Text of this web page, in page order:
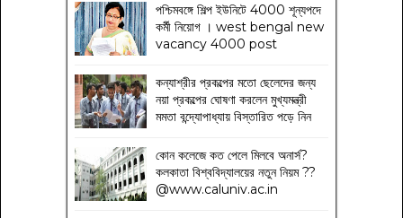
পশ্চিমবঙ্গে শিল্প ইউনিটে 4000 শূন্যপদে
কর্মী নিয়োগ । west bengal new
vacancy 4000 post
কন্যাশ্রীর প্রকল্পের মতো ছেলেদের জন্য
নয়া প্রকল্পের ঘোষণা করলেন মুখ্যমন্ত্রী
মমতা বন্দ্যোপাধ্যায় বিস্তারিত পড়ে নিন
কোন কলেজে কত পেলে মিলবে অনার্স?
কলকাতা বিশ্ববিদ্যালয়ের নতুন নিয়ম??
@www.caluniv.ac.in